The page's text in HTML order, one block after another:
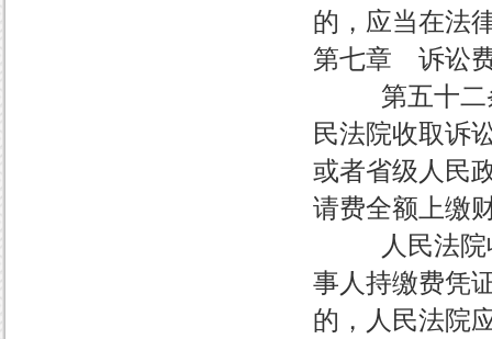
的，应当在法
第七章 诉讼
第五十二条
民法院收取诉
或者省级人民
请费全额上缴
人民法院收
事人持缴费凭
的，人民法院